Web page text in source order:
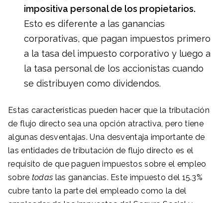
impositiva personal de los propietarios.
Esto es diferente a las ganancias
corporativas, que pagan impuestos primero
a la tasa del impuesto corporativo y luego a
la tasa personal de los accionistas cuando
se distribuyen como dividendos.
Estas características pueden hacer que la tributación
de flujo directo sea una opción atractiva, pero tiene
algunas desventajas. Una desventaja importante de
las entidades de tributación de flujo directo es el
requisito de que paguen impuestos sobre el empleo
sobre todas las ganancias. Este impuesto del 15.3%
cubre tanto la parte del empleado como la del